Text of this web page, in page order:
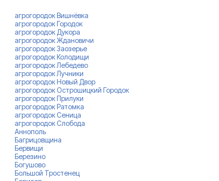
агрогородок Вишнёвка
агрогородок Городок
агрогородок Дукора
агрогородок Ждановичи
агрогородок Заозерье
агрогородок Колодищи
агрогородок Лебедево
агрогородок Лучники
агрогородок Новый Двор
агрогородок Острошицкий Городок
агрогородок Прилуки
агрогородок Ратомка
агрогородок Сеница
агрогородок Слобода
Аннополь
Багрицовщина
Бервищи
Березино
Богушово
Большой Тростенец